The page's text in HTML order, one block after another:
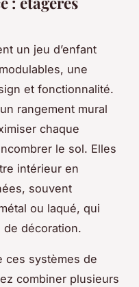
un jeu d’enfant
une
et fonctionnalité.
rangement mural
chaque
le sol. Elles
intérieur en
souvent
ou laqué, qui
de décoration.
ces systèmes de
combiner plusieurs